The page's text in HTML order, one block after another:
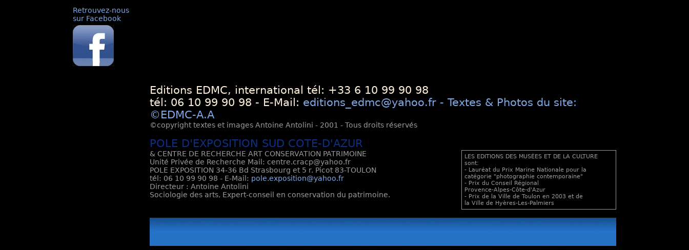
Retrouvez-nous
sur Facebook
Editions EDMC, international tél: +33 6 10 99 90 98
tél: 06 10 99 90 98 - E-Mail: editions_edmc@yahoo.fr - Textes & Photos du site:
©EDMC-A.A
©copyright textes et images Antoine Antolini - 2001 - Tous droits réservés
POLE D'EXPOSITION SUD COTE-D'AZUR
& CENTRE DE RECHERCHE ART CONSERVATION PATRIMOINE
Unité Privée de Recherche Mail: centre.cracp@yahoo.fr
POLE EXPOSITION 34-36 Bd Strasbourg et 5 r. Picot 83-TOULON
tél: 06 10 99 90 98 - E-Mail: pole.exposition@yahoo.fr
Directeur : Antoine Antolini
Sociologie des arts, Expert-conseil en conservation du patrimoine.
LES EDITIONS DES MUSÉES ET DE LA CULTURE
sont:
- Lauréat du Prix Marine Nationale pour la
catégorie "photographie contemporaine"
- Prix du Conseil Régional
Provence-Alpes-Côte-d'Azur
- Prix de la Ville de Toulon en 2003 et de
la Ville de Hyères-Les-Palmiers